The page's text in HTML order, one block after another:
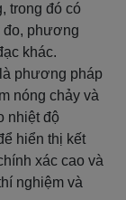
trong đó có
đo, phương
khác.
phương pháp
nóng chảy và
nhiệt độ
hiển thị kết
xác cao và
nghiệm và